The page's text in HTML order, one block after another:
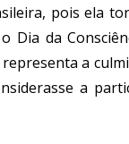
pois ela
Dia da
a
a